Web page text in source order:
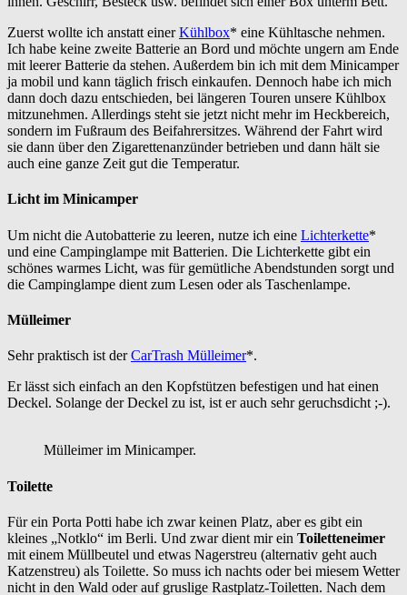
Zuerst wollte ich anstatt einerKühlbox* eine Kühltasche nehmen.
Ich habe keine zweite Batterie an Bord und möchte ungern am Ende
mit leerer Batterie da stehen. Außerdem bin ich mit dem Minicamper
ja mobil und kann täglich frisch einkaufen. Dennoch habe ich mich
dann doch dazu entschieden, bei längeren Touren unsere Kühlbox
mitzunehmen. Allerdings steht sie jetzt nicht mehr im Heckbereich,
sondern im Fußraum des Beifahrersitzes. Während der Fahrt wird
sie dann über den Zigarettenanzünder betrieben und dann hält sie
auch eine ganze Zeit gut die Temperatur.
Licht im Minicamper
Um nicht die Autobatterie zu leeren, nutze ich eine Lichterkette*
und eine Campinglampe mit Batterien. Die Lichterkette gibt ein
schönes warmes Licht, was für gemütliche Abendstunden sorgt und
die Campinglampe dient zum Lesen oder als Taschenlampe.
Mülleimer
Sehr praktisch ist derCarTrash Mülleimer*.
Er lässt sich einfach an den Kopfstützen befestigen und hat einen
Deckel. Solange der Deckel zu ist, ist er auch sehr geruchsdicht ;-).
Mülleimer im Minicamper.
Toilette
Für ein Porta Potti habe ich zwar keinen Platz, aber es gibt ein
kleines „Notklo“ im Berli. Und zwar dient mir ein Toiletteneimer
mit einem Müllbeutel und etwas Nagerstreu (alternativ geht auch
Katzenstreu) als Toilette. So muss ich nachts oder bei miesem Wetter
nicht in den Wald oder auf gruslige Rastplatz-Toiletten. Nach dem